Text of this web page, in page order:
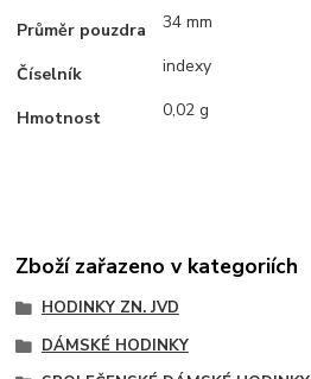
Průměr pouzdra 34 mm
Číselník indexy
Hmotnost 0,02 g
Zboží zařazeno v kategoriích
HODINKY ZN. JVD
DÁMSKÉ HODINKY